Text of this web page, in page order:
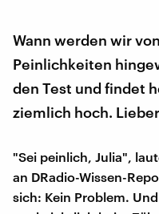
Wann werden wir
Peinlichkeiten
den Test und findet
ziemlich hoch.
"Sei peinlich, Julia",
an DRadio-Wissen-
sich: Kein Problem.